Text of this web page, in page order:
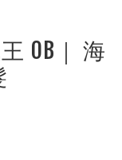
OB｜ 海